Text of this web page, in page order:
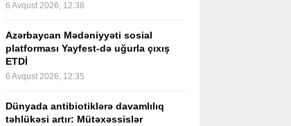
6 Avqust 2026, 12:38
Azərbaycan Mədəniyyəti sosial
platforması Yayfest-də uğurla çıxış
ETDİ
6 Avqust 2026, 12:35
Dünyada antibiotiklərə davamlılıq
təhlükəsi artır: Mütəxəssislər